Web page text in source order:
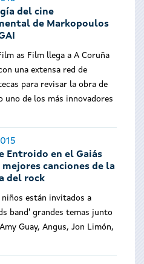
del cine
de Markopoulos
as Film llega a A Coruña
una extensa red de
para revisar la obra de
uno de los más innovadores
Entroido en el Gaiás
mejores canciones de la
del rock
niños están invitados a
band' grandes temas junto
Guay, Angus, Jon Limón,